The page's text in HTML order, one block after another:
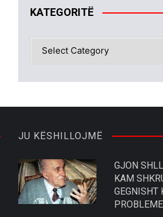
KATEGORITË
KATEGORITË
JU KËSHILLOJMË
GJON
KAM
GEGNISHT